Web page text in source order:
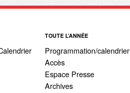
TOUTE L’ANNÉE
Programmation/calendrier
Accès
Espace Presse
Archives